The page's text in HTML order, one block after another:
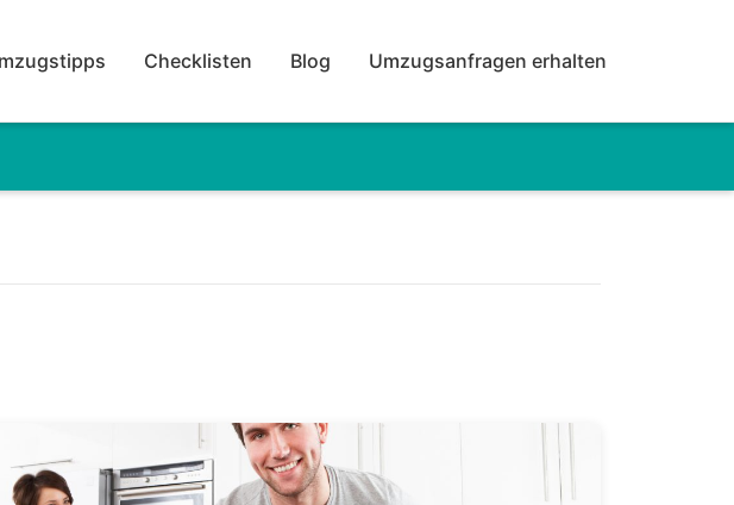
Checklisten Blog Umzugsanfragen erhalten